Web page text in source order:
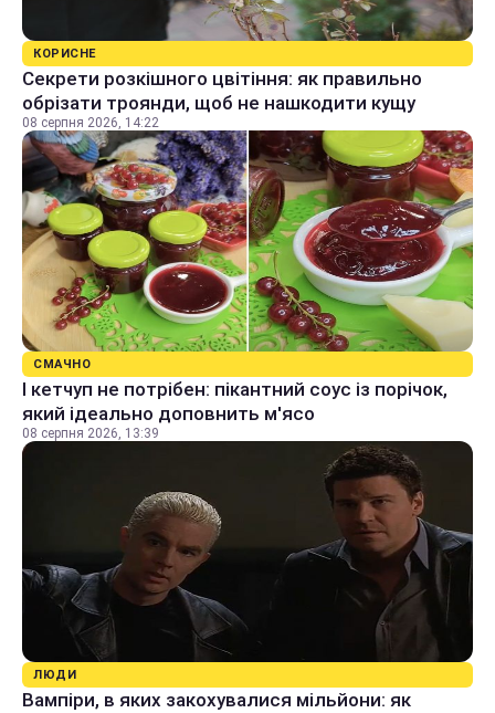
КОРИСНЕ
Секрети розкішного цвітіння: як правильно
обрізати троянди, щоб не нашкодити кущу
08 серпня 2026, 14:22
СМАЧНО
І кетчуп не потрібен: пікантний соус із порічок,
який ідеально доповнить м'ясо
08 серпня 2026, 13:39
ЛЮДИ
Вампіри, в яких закохувалися мільйони: як